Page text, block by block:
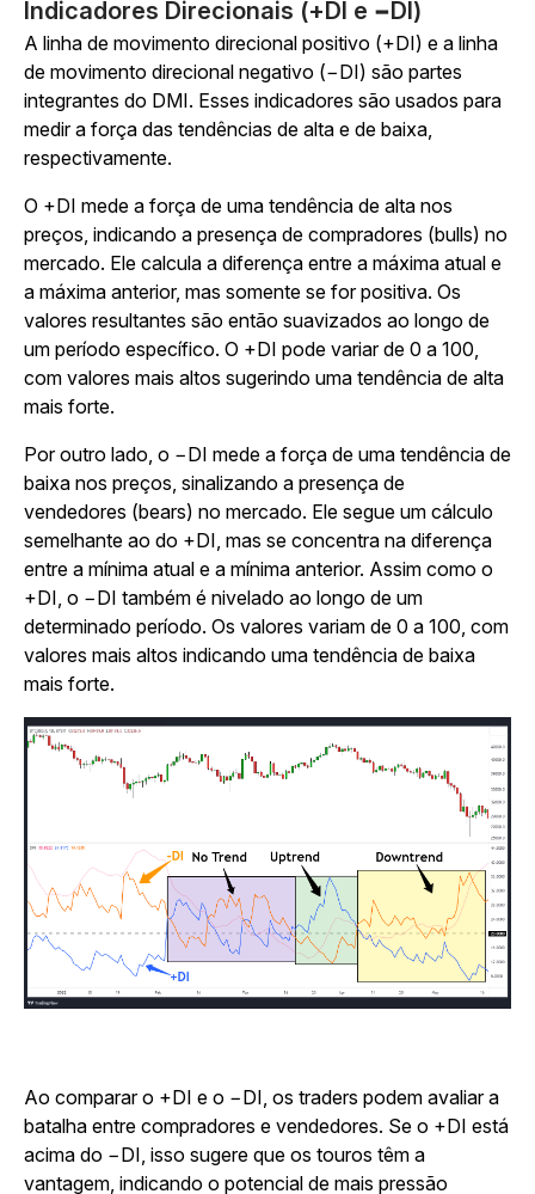
Indicadores Direcionais (+DI e −DI)
A linha de movimento direcional positivo (+DI) e a linha
de movimento direcional negativo (−DI) são partes
integrantes do DMI. Esses indicadores são usados para
medir a força das tendências de alta e de baixa,
respectivamente.
O +DI mede a força de uma tendência de alta nos
preços, indicando a presença de compradores (bulls) no
mercado. Ele calcula a diferença entre a máxima atual e
a máxima anterior, mas somente se for positiva. Os
valores resultantes são então suavizados ao longo de
um período específico. O +DI pode variar de 0 a 100,
com valores mais altos sugerindo uma tendência de alta
mais forte.
Por outro lado, o −DI mede a força de uma tendência de
baixa nos preços, sinalizando a presença de
vendedores (bears) no mercado. Ele segue um cálculo
semelhante ao do +DI, mas se concentra na diferença
entre a mínima atual e a mínima anterior. Assim como o
+DI, o −DI também é nivelado ao longo de um
determinado período. Os valores variam de 0 a 100, com
valores mais altos indicando uma tendência de baixa
mais forte.
Ao comparar o +DI e o −DI, os traders podem avaliar a
batalha entre compradores e vendedores. Se o +DI está
acima do −DI, isso sugere que os touros têm a
vantagem, indicando o potencial de mais pressão